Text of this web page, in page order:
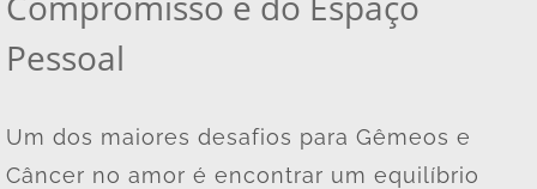
Pessoal
Um dos maiores desafios para Gêmeos e
Câncer no amor é encontrar um equilíbrio